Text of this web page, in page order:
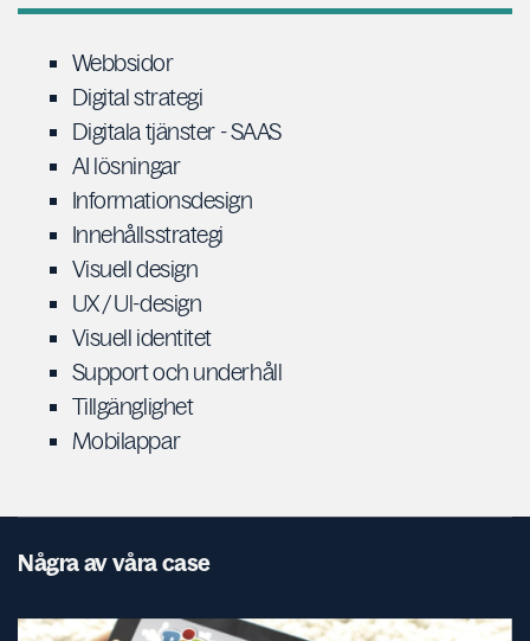
Webbsidor
Digital strategi
Digitala tjänster - SAAS
AI lösningar
Informationsdesign
Innehållsstrategi
Visuell design
UX / Ul-design
Visuell identitet
Support och underhåll
Tillgänglighet
Mobilappar
Några av våra case